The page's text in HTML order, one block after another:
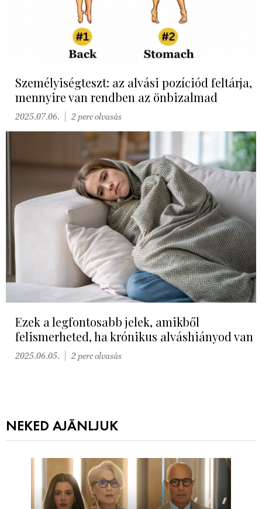
Személyiségteszt: az alvási pozíciód feltárja,
mennyire van rendben az önbizalmad
2025.07.06. 2 perc olvasás
Ezek a legfontosabb jelek, amikből
felismerheted, ha krónikus alváshiányod van
2025.06.05. 2 perc olvasás
NEKED AJÁNLJUK